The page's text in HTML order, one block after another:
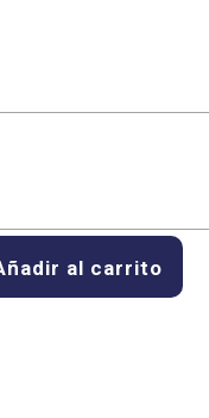
al carrito